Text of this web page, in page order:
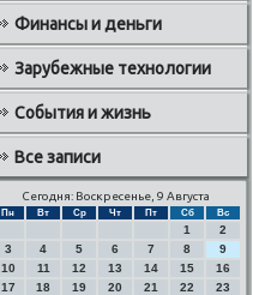
Финансы и деньги
Зарубежные технологии
События и жизнь
Все записи
Сегодня: Воскресенье, 9 Августа
Пн Вт Ср Чт Пт Сб Вс
1
2
3
4 5 6 7 8
9
10
11 12 13 14 15
16
17
18 19 20 21 22
23